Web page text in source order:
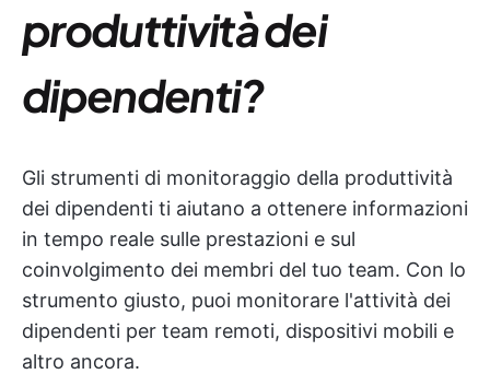
produttività dei
dipendenti?
Gli strumenti di monitoraggio della produttività
dei dipendenti ti aiutano a ottenere informazioni
in tempo reale sulle prestazioni e sul
coinvolgimento dei membri del tuo team. Con lo
strumento giusto, puoi monitorare l'attività dei
dipendenti per team remoti, dispositivi mobili e
altro ancora.